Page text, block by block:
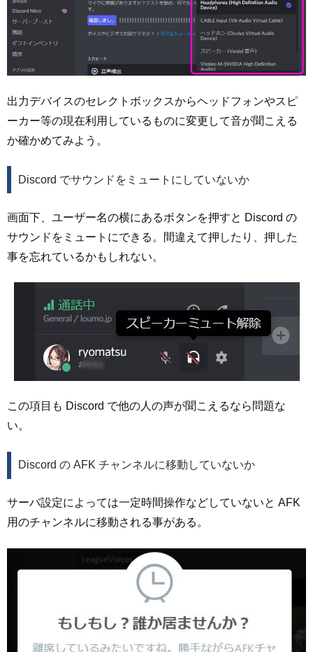
出力デバイスのセレクトボックスからヘッドフォンやスピ
ーカー等の現在利用しているものに変更して音が聞こえる
か確かめてみよう。
Discord でサウンドをミュートにしていないか
画面下、ユーザー名の横にあるボタンを押すと Discord の
サウンドをミュートにできる。間違えて押したり、押した
事を忘れているかもしれない。
この項目も Discord で他の人の声が聞こえるなら問題な
い。
Discord の AFK チャンネルに移動していないか
サーバ設定によっては一定時間操作などしていないと AFK
用のチャンネルに移動される事がある。